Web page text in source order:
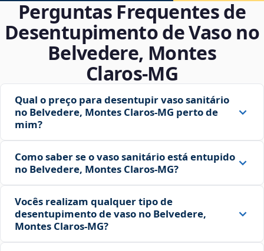
Perguntas Frequentes de
Desentupimento de Vaso no
Belvedere, Montes
Claros‑MG
Qual o preço para desentupir vaso sanitário
no Belvedere, Montes Claros‑MG perto de
mim?
Como saber se o vaso sanitário está entupido
no Belvedere, Montes Claros‑MG?
Vocês realizam qualquer tipo de
desentupimento de vaso no Belvedere,
Montes Claros‑MG?